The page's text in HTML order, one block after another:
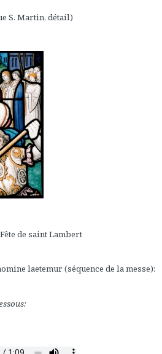
S. Martin, détail)
de saint Lambert
laetemur (séquence de la messe):